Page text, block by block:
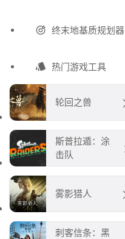
终末地基质规划器
热门游戏工具
轮回之兽
斯普拉遁：涂
击队
雾影猎人
刺客信条：黑